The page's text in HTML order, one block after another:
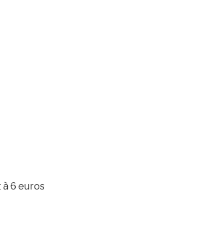
6 euros